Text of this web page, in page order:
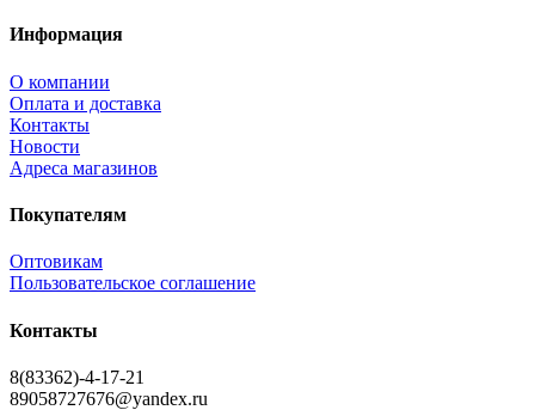
Информация
О компании
Оплата и доставка
Контакты
Новости
Адреса магазинов
Покупателям
Оптовикам
Пользовательское соглашение
Контакты
8(83362)-4-17-21
89058727676@yandex.ru